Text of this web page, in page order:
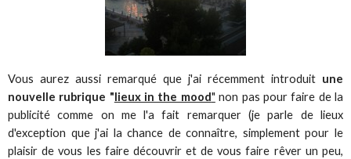
Vous aurez aussi remarqué que j'ai récemment introduit une
nouvelle rubrique "lieux in the mood" non pas pour faire de la
publicité comme on me l'a fait remarquer (je parle de lieux
d'exception que j'ai la chance de connaître, simplement pour le
plaisir de vous les faire découvrir et de vous faire rêver un peu,